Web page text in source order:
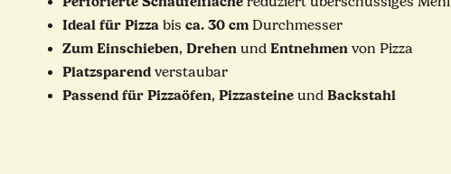
Ideal für Pizzabis ca. 30 cmDurchmesser
Zum Einschieben, Drehenund Entnehmenvon Pizza
Platzsparendverstaubar
Passend für Pizzaöfen, Pizzasteineund Backstahl